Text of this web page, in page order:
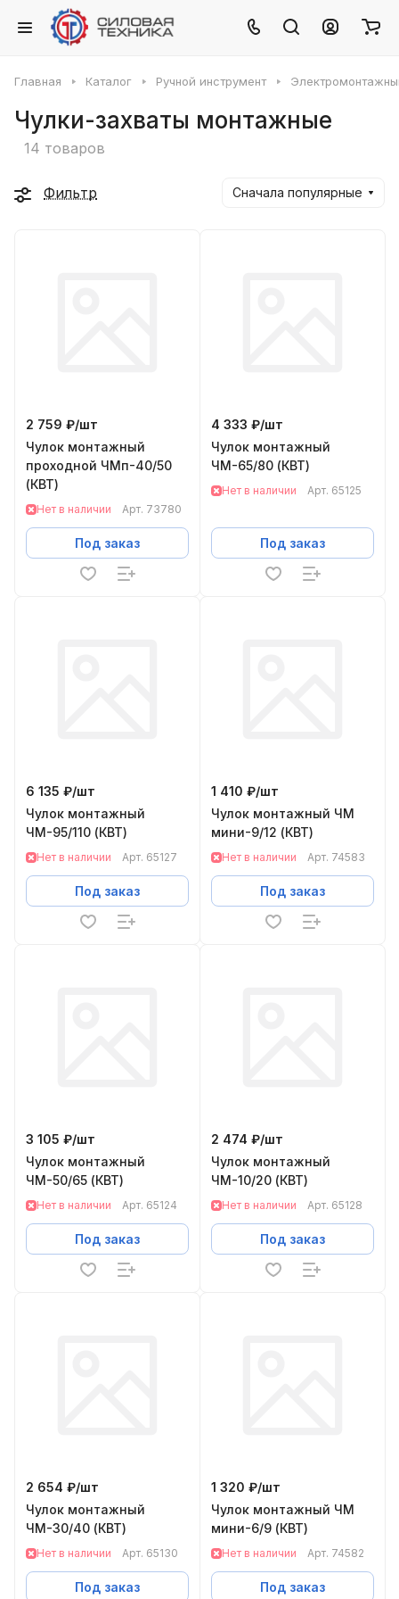
Главная Каталог Ручной инструмент
Чулки-захваты монтажные
14 товаров
Фильтр Сначала популярные
2 759 ₽/шт
Чулок монтажный
проходной ЧМп-40/50
(КВТ)
Нет в наличии Арт. 73780
Под заказ
4 333 ₽/шт
Чулок монтажный
ЧМ-65/80 (КВТ)
Нет в наличии Арт. 65125
Под заказ
6 135 ₽/шт
Чулок монтажный
ЧМ-95/110 (КВТ)
Нет в наличии Арт. 65127
Под заказ
1 410 ₽/шт
Чулок монтажный ЧМ
мини-9/12 (КВТ)
Нет в наличии Арт. 74583
Под заказ
3 105 ₽/шт
Чулок монтажный
ЧМ-50/65 (КВТ)
Нет в наличии Арт. 65124
Под заказ
2 474 ₽/шт
Чулок монтажный
ЧМ-10/20 (КВТ)
Нет в наличии Арт. 65128
Под заказ
2 654 ₽/шт
Чулок монтажный
ЧМ-30/40 (КВТ)
Нет в наличии Арт. 65130
Под заказ
1 320 ₽/шт
Чулок монтажный ЧМ
мини-6/9 (КВТ)
Нет в наличии Арт. 74582
Под заказ